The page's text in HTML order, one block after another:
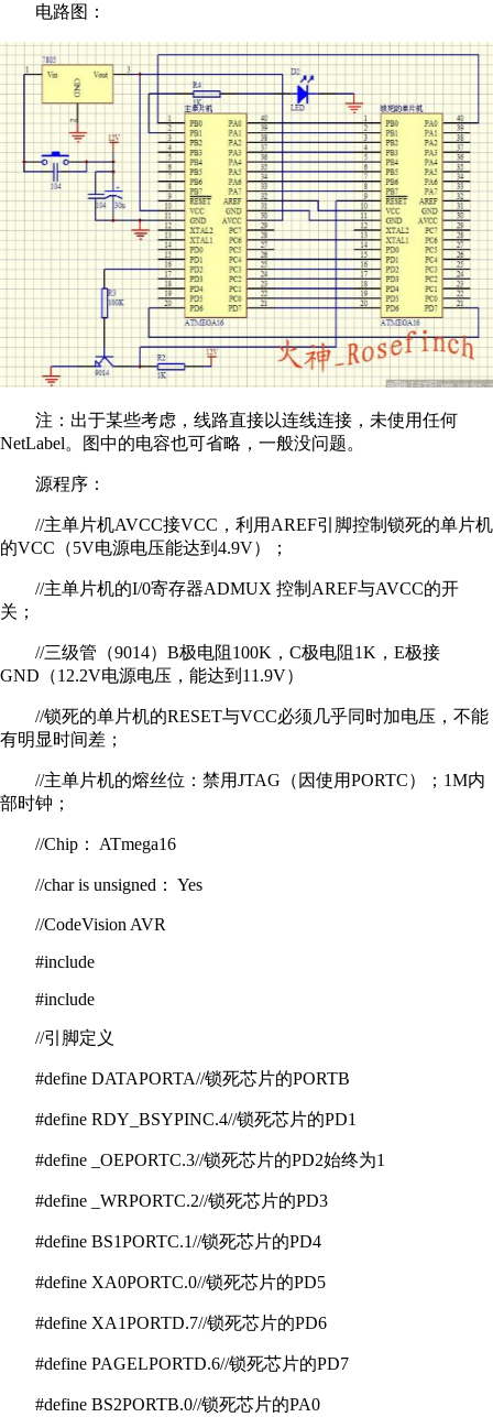
电路图：
注：出于某些考虑，线路直接以连线连接，未使用任何
NetLabel。图中的电容也可省略，一般没问题。
源程序：
//主单片机AVCC接VCC，利用AREF引脚控制锁死的单片机
的VCC（5V电源电压能达到4.9V）；
//主单片机的I/0寄存器ADMUX 控制AREF与AVCC的开
关；
//三级管（9014）B极电阻100K，C极电阻1K，E极接
GND（12.2V电源电压，能达到11.9V）
//锁死的单片机的RESET与VCC必须几乎同时加电压，不能
有明显时间差；
//主单片机的熔丝位：禁用JTAG（因使用PORTC）；1M内
部时钟；
//Chip： ATmega16
//char is unsigned： Yes
//CodeVision AVR
#include
#include
//引脚定义
#define DATAPORTA//锁死芯片的PORTB
#define RDY_BSYPINC.4//锁死芯片的PD1
#define _OEPORTC.3//锁死芯片的PD2始终为1
#define _WRPORTC.2//锁死芯片的PD3
#define BS1PORTC.1//锁死芯片的PD4
#define XA0PORTC.0//锁死芯片的PD5
#define XA1PORTD.7//锁死芯片的PD6
#define PAGELPORTD.6//锁死芯片的PD7
#define BS2PORTB.0//锁死芯片的PA0